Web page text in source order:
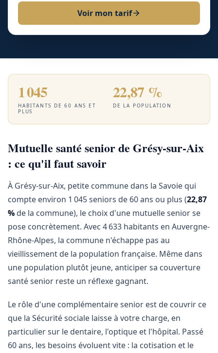
Voir mon tarif
1 045
HABITANTS DE 60 ANS ET
PLUS
22,87 %
DE LA POPULATION
Mutuelle santé senior de Grésy-sur-Aix
: ce qu'il faut savoir
À Grésy-sur-Aix, petite commune dans la Savoie qui
compte environ 1 045 seniors de 60 ans ou plus (22,87
% de la commune), le choix d'une mutuelle senior se
pose concrètement. Avec 4 633 habitants en Auvergne-
Rhône-Alpes, la commune n'échappe pas au
vieillissement de la population française. Même dans
une population plutôt jeune, anticiper sa couverture
santé senior reste un réflexe gagnant.
Le rôle d'une complémentaire senior est de couvrir ce
que la Sécurité sociale laisse à votre charge, en
particulier sur le dentaire, l'optique et l'hôpital. Passé
60 ans, les besoins évoluent vite : la cotisation et le